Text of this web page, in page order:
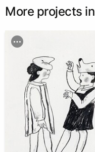
More projects in